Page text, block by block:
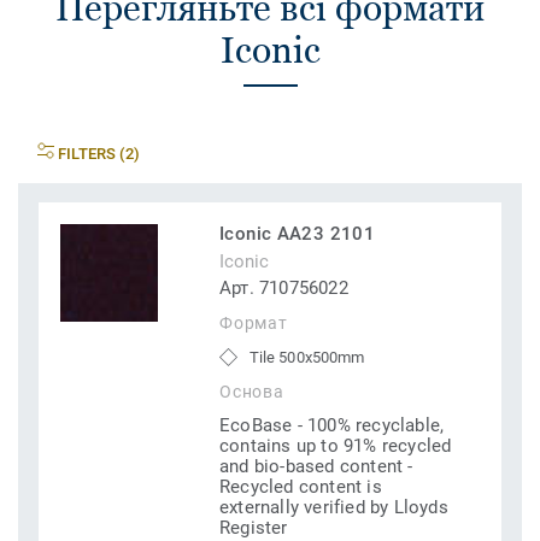
Iconic
FILTERS (2)
Iconic AA23 2101
Iconic
Арт. 710756022
Формат
Tile 500x500mm
Основа
EcoBase - 100% recyclable,
contains up to 91% recycled
and bio-based content -
Recycled content is
externally verified by Lloyds
Register